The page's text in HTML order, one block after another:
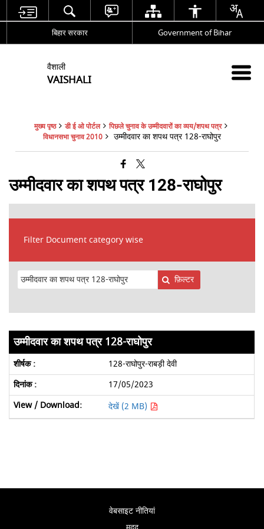
बिहार सरकार Government of Bihar
वैशाली
VAISHALI
मुख्य पृष्ठ डी ई ओ पोर्टल
पिछले चुनाव के उम्मीदवारों का व्यय/शपथ पत्र
विधानसभा चुनाव 2010
उम्मीदवार का शपथ पत्र 128-राघोपुर
उम्मीदवार का शपथ पत्र 128-राघोपुर
Filter Document category wise
फ़िल्टर
उम्मीदवार का शपथ पत्र 128-राघोपुर
128-राघोपुर-राबड़ी देवी
17/05/2023
देखें (2 MB)
वेबसाइट नीतियां